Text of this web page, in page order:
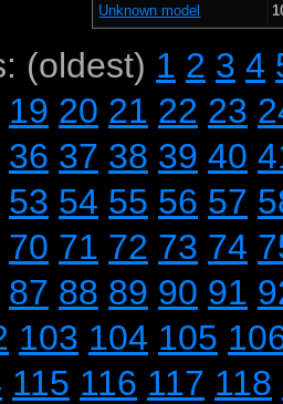
Unknown model
(oldest) 1 2 3 4
19 20 21 22 23
36 37 38 39 40
53 54 55 56 57
70 71 72 73 74
87 88 89 90 91
103 104 105
115 116 117 118